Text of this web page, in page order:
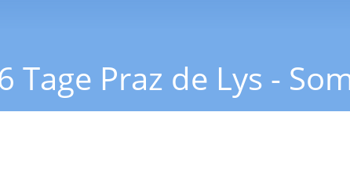
Tage Praz de Lys -